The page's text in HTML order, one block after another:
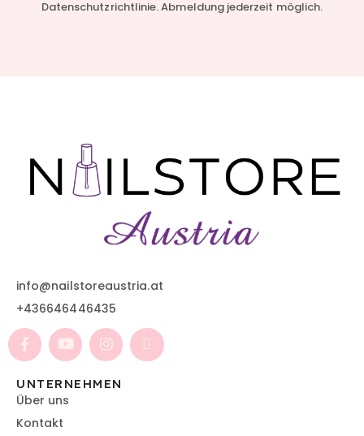
Datenschutzrichtlinie. Abmeldung jederzeit möglich.
info@nailstoreaustria.at
+436646446435
UNTERNEHMEN
Über uns
Kontakt